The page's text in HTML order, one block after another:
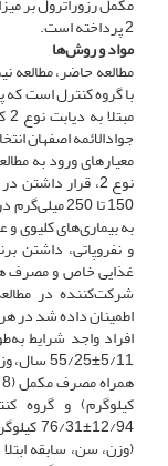
2 پرداخته است.
مواد و روش‌ها
مطالعه حاضر،
جوادالائمه اصفهان
150 تا 250
به بیماری‌های کلیوی و
شرکت‌کننده در
اطمینان داده شد در
12/
(وزن، سن‌، سابقه